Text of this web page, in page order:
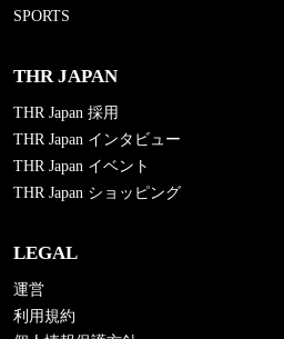
SPORTS
THR JAPAN
THR Japan 採用
THR Japan インタビュー
THR Japan イベント
THR Japan ショッピング
LEGAL
運営
利用規約